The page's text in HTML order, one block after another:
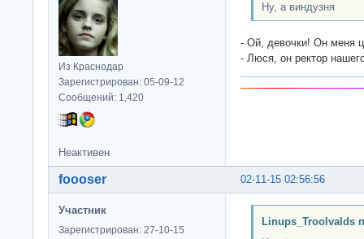
Из Краснодар
Зарегистрирован: 05-09-12
Сообщений: 1,420
Ну, а виндузня
- Ой, девочки! Он меня
- Люся, он ректор
Неактивен
02-11-15 02:56:56
foooser
Участник
Зарегистрирован: 27-10-15
Linups_Troolvalds